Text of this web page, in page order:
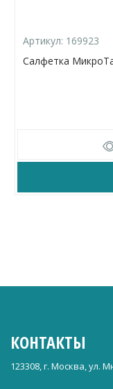
Артикул: 169923
Салфетка
КОНТАКТЫ
123308, г. Москва, ул.